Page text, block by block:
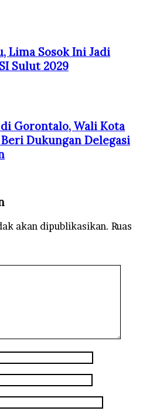
Lima Sosok Ini Jadi
Sulut 2029
Gorontalo, Wali Kota
Dukungan Delegasi
akan dipublikasikan. Ruas